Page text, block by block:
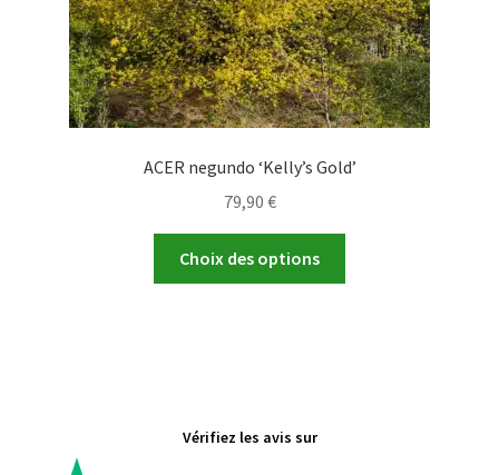
du
produit
ACER negundo ‘Kelly’s Gold’
79,90 €
Choix des options
Vérifiez les avis sur